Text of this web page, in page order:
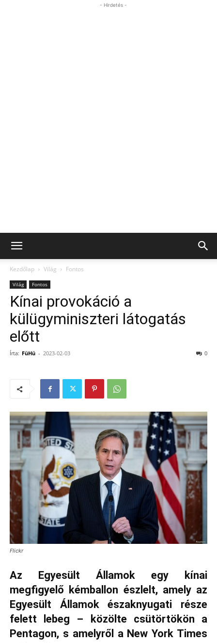
- Hirdetés -
Kezdőlap Világ Fontos
Világ Fontos
Kínai provokáció a
külügyminiszteri látogatás
előtt
Írta: FüHü - 2023-02-03 0
Flickr
Az Egyesült Államok egy kínai
megfigyelő kémballon észlelt, amely az
Egyesült Államok északnyugati része
felett lebeg – közölte csütörtökön a
Pentagon, s amelyről a New York Times